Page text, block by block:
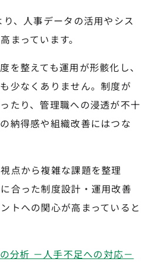
、人事データの活用やシス
まっています。
を整えても運用が形骸化し、
少なくありません。制度が
たり、管理職への浸透が不十
納得感や組織改善にはつな
点から複雑な課題を整理
合った制度設計・運用改善
トへの関心が高まっていると
分析 －人手不足への対応－